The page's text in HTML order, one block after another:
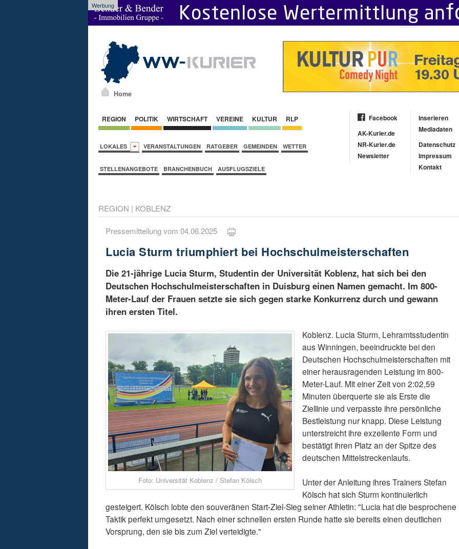
Werbung
Home
REGION POLITIK WIRTSCHAFT VEREINE KULTUR RLP
LOKALES VERANSTALTUNGEN RATGEBER GEMEINDEN WETTER
STELLENANGEBOTE BRANCHENBUCH AUSFLUGSZIELE
Facebook
AK-Kurier.de
NR-Kurier.de
Newsletter
Inserieren
Mediadaten
Datenschutz
Impressum
Kontakt
REGION | KOBLENZ
Pressemitteilung vom 04.06.2025
Lucia Sturm triumphiert bei Hochschulmeisterschaften
Die 21-jährige Lucia Sturm, Studentin der Universität Koblenz, hat sich bei den
Deutschen Hochschulmeisterschaften in Duisburg einen Namen gemacht. Im 800-
Meter-Lauf der Frauen setzte sie sich gegen starke Konkurrenz durch und gewann
ihren ersten Titel.
Foto: Universität Koblenz / Stefan Kölsch
Koblenz. Lucia Sturm, Lehramtsstudentin
aus Winningen, beeindruckte bei den
Deutschen Hochschulmeisterschaften mit
einer herausragenden Leistung im 800-
Meter-Lauf. Mit einer Zeit von 2:02,59
Minuten überquerte sie als Erste die
Ziellinie und verpasste ihre persönliche
Bestleistung nur knapp. Diese Leistung
unterstreicht ihre exzellente Form und
bestätigt ihren Platz an der Spitze des
deutschen Mittelstreckenlaufs.
Unter der Anleitung ihres Trainers Stefan
Kölsch hat sich Sturm kontinuierlich
gesteigert. Kölsch lobte den souveränen Start-Ziel-Sieg seiner Athletin: "Lucia hat die besprochene
Taktik perfekt umgesetzt. Nach einer schnellen ersten Runde hatte sie bereits einen deutlichen
Vorsprung, den sie bis zum Ziel verteidigte."